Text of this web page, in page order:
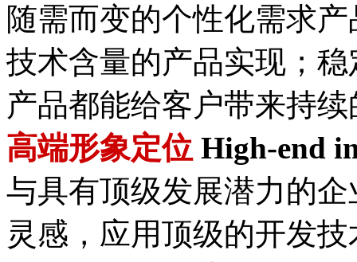
随需而变的个性化需求
技术含量的产品实现；
产品都能给客户带来持
高端形象定位 High-end
与具有顶级发展潜力的
灵感，应用顶级的开发